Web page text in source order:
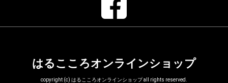
はるこころオンラインショップ
copyright (c) はるこころオンラインショップ all rights reserved.